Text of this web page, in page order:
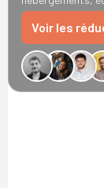
Voir les
−34 € GreenGo